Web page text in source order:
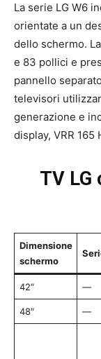
La serie LG W6
orientate a un
dello schermo.
e 83 pollici e
pannello
televisori
generazione e
display, VRR 165
TV LG
Dimensione
schermo
42″ —
48″ —